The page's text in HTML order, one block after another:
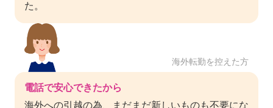
た。
電話で安心できたから
海外への引越の為、まだまだ新しいものも不要にな
海外転勤を控えた方